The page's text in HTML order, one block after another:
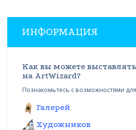
ИНФОРМАЦИЯ
Как вы можете
на ArtWizard?
Познакомьтесь с возможностями
Галерей
Художников